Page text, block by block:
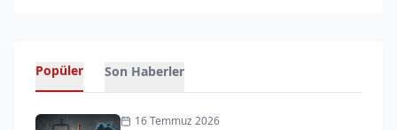
Popüler Son Haberler
16 Temmuz 2026